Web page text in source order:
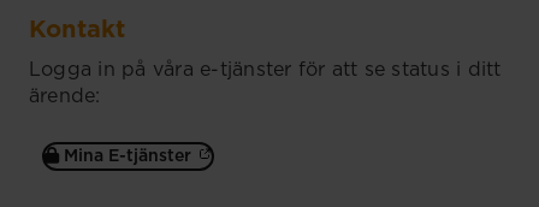
Kontakt
Logga in på våra e-tjänster för att se status i ditt
ärende:
Mina E-tjänster